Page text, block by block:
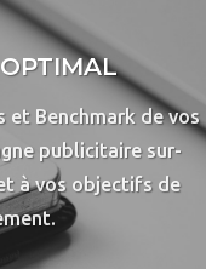
Benchmark de vos
publicitaire sur-
à vos objectifs de